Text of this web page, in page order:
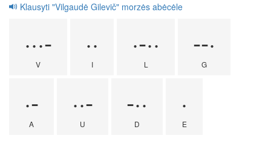
Klausyti "Vilgaudė Gilevič" morzės abėcėle
···-
V
··
I
·-··
L
--·
G
·-
A
··-
U
-··
D
·
E